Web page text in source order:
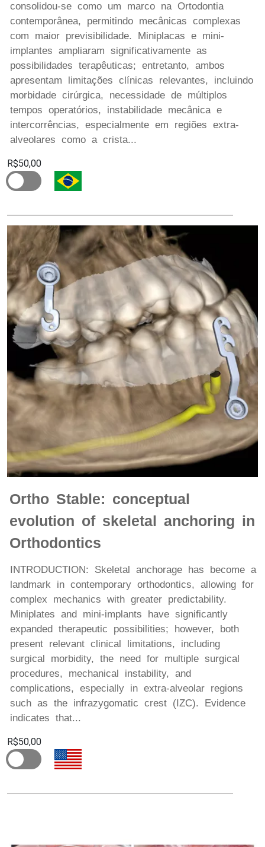
consolidou-se como um marco na Ortodontia
contemporânea, permitindo mecânicas complexas
com maior previsibilidade. Miniplacas e mini-
implantes ampliaram significativamente as
possibilidades terapêuticas; entretanto, ambos
apresentam limitações clínicas relevantes, incluindo
morbidade cirúrgica, necessidade de múltiplos
tempos operatórios, instabilidade mecânica e
intercorrências, especialmente em regiões extra-
alveolares como a crista...
R$50,00
Ortho Stable: conceptual
evolution of skeletal anchoring in
Orthodontics
INTRODUCTION: Skeletal anchorage has become a
landmark in contemporary orthodontics, allowing for
complex mechanics with greater predictability.
Miniplates and mini-implants have significantly
expanded therapeutic possibilities; however, both
present relevant clinical limitations, including
surgical morbidity, the need for multiple surgical
procedures, mechanical instability, and
complications, especially in extra-alveolar regions
such as the infrazygomatic crest (IZC). Evidence
indicates that...
R$50,00